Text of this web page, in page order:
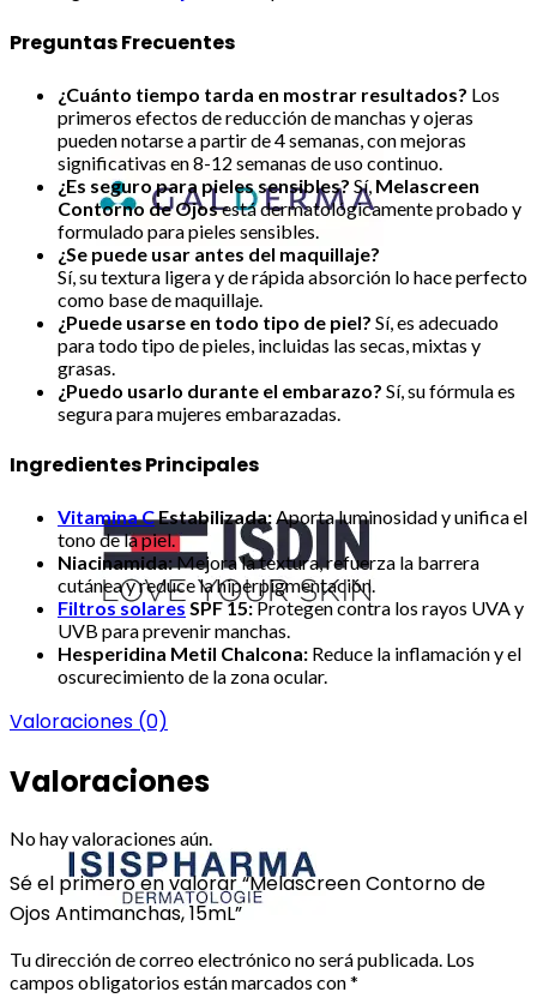
Preguntas Frecuentes
¿Cuánto tiempo tarda en mostrar resultados? Los
primeros efectos de reducción de manchas y ojeras
pueden notarse a partir de 4 semanas, con mejoras
significativas en 8-12 semanas de uso continuo.
¿Es seguro para pieles sensibles? Sí, Melascreen
Contorno de Ojosestá dermatológicamente probado y
formulado para pieles sensibles.
¿Se puede usar antes del maquillaje?
Sí, su textura ligera y de rápida absorción lo hace perfecto
como base de maquillaje.
¿Puede usarse en todo tipo de piel? Sí, es adecuado
para todo tipo de pieles, incluidas las secas, mixtas y
grasas.
¿Puedo usarlo durante el embarazo? Sí, su fórmula es
segura para mujeres embarazadas.
Ingredientes Principales
Vitamina CEstabilizada:Aporta luminosidad y unifica el
tono de la piel.
Niacinamida:Mejora la textura, refuerza la barrera
cutánea y reduce la hiperpigmentación.
Filtros solaresSPF 15:Protegen contra los rayos UVA y
UVB para prevenir manchas.
Hesperidina Metil Chalcona: Reduce la inflamación y el
oscurecimiento de la zona ocular.
Valoraciones (0)
Valoraciones
No hay valoraciones aún.
Sé el primero en valorar “Melascreen Contorno de
Ojos Antimanchas, 15mL”
Tu dirección de correo electrónico no será publicada. Los
campos obligatorios están marcados con*